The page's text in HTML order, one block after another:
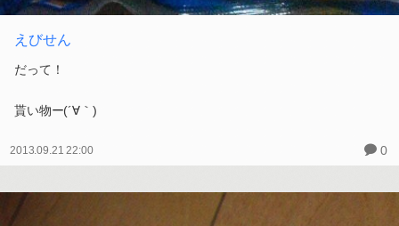
えびせん
だって！
貰い物ー(´∀｀)
2013.09.21 22:00 0